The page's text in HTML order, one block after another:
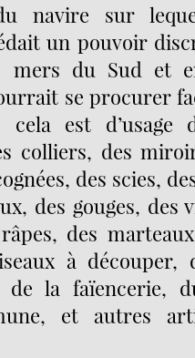
navire sur
un pouvoir
mers du Sud et
se procurer
est d’usage
colliers, des
des scies,
des gouges, des
des
à découper,
la faïencerie,
et autres